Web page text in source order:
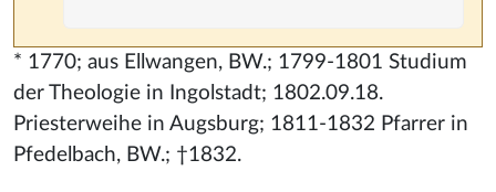
* 1770; aus Ellwangen, BW.; 1799-1801 Studium
der Theologie in Ingolstadt; 1802.09.18.
Priesterweihe in Augsburg; 1811-1832 Pfarrer in
Pfedelbach, BW.; †1832.